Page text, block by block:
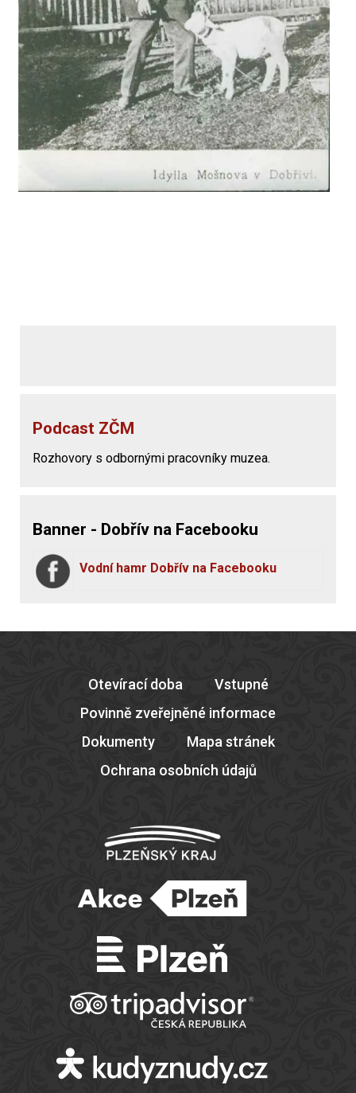
Podcast ZČM
Rozhovory s odbornými pracovníky muzea.
Banner - Dobřív na Facebooku
Vodní hamr Dobřív na Facebooku
Otevírací doba
Vstupné
Povinně zveřejněné informace
Dokumenty
Mapa stránek
Ochrana osobních údajů